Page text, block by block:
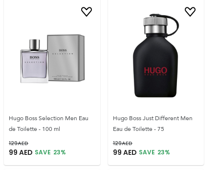
Hugo Boss Selection Men Eau
de Toilette - 100 ml
129AED
99 AED SAVE 23%
Hugo Boss Just Different Men
Eau de Toilette - 75
129AED
99 AED SAVE 23%